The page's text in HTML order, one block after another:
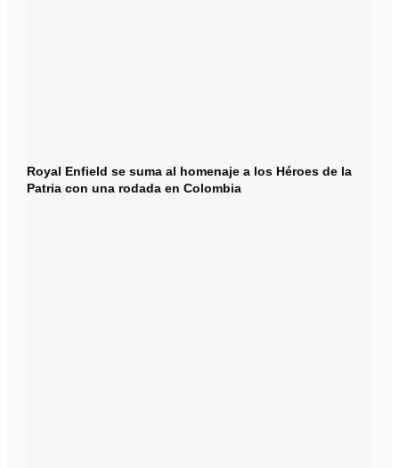
Royal Enfield se suma al homenaje a los Héroes de la
Patria con una rodada en Colombia